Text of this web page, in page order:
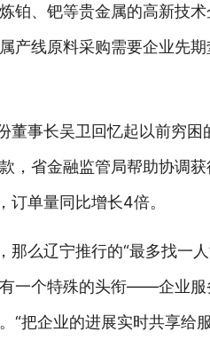
铂、钯等贵金属的高新技
产线原料采购需要企业先
董事长吴卫回忆起以前穷
，省金融监管局帮助协调
订单量同比增长4倍。
么辽宁推行的“最多找一
一个特殊的头衔——企业
把企业的进展实时共享给